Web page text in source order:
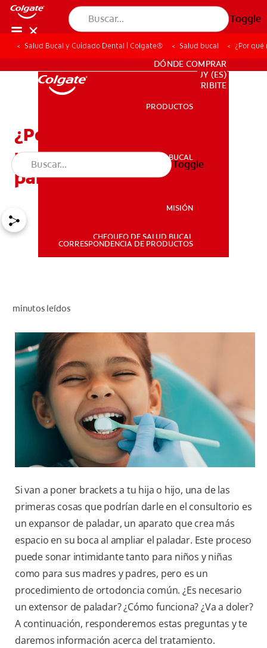
Toggle
SALUD BUCAL
DÓNDE COMPRAR
UY (ES)
SUSCRIBITE
PARA PROFESIONALES
DÓNDE COMPRAR
UY (ES)
SUSCRIBITE
PRODUCTOS
SALUD BUCAL
MISIÓN
CHEQUEO DE SALUD BUCAL
CORRESPONDENCIA DE PRODUCTOS
Toggle
Salud Bucal y Cuidado Dental | Colgate® Salud bucal ¿Por
¿Por qué mi hija o hijo
necesita un expansor de
paladar?
minutos leídos
Si van a poner brackets a tu hija o hijo, una de las
primeras cosas que podrían darle en el consultorio es
un expansor de paladar, un aparato que crea más
espacio en su boca al ampliar el paladar. Este proceso
puede sonar intimidante tanto para niños y niñas
como para sus madres y padres, pero es un
procedimiento de ortodoncia común. ¿Es necesario
un extensor de paladar? ¿Cómo funciona? ¿Va a doler?
A continuación, responderemos estas preguntas y te
daremos información acerca del tratamiento.